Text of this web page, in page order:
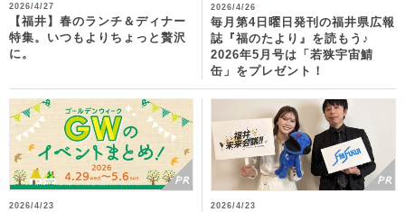
2026/4/27
【福井】春のランチ＆ディナー
特集。いつもよりちょっと贅沢
に。
2026/4/26
毎月第4日曜日発刊の福井県広報
誌『福のたより』を読もう♪
2026年5月号は「若狭宇宙鯖
缶」をプレゼント！
2026/4/23 2026/4/23